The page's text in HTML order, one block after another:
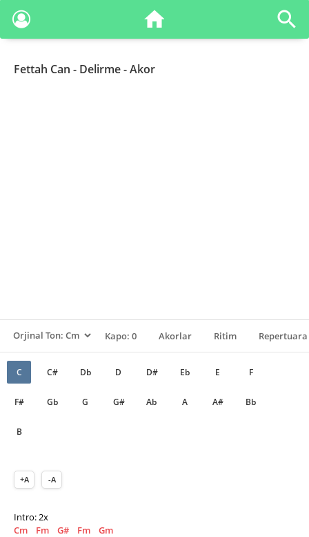
Fettah Can - Delirme - Akor
Kapo: 0 Akorlar Ritim Repertuara
C C# Db D D# Eb E F
F# Gb G G# Ab A A# Bb
B
+A -A
Intro: 2x
Cm
Fm G# Fm Gm